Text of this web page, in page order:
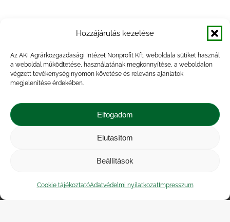
Hozzájárulás kezelése
Az AKI Agrárközgazdasági Intézet Nonprofit Kft. weboldala sütiket használ
a weboldal működtetése, használatának megkönnyítése, a weboldalon
végzett tevékenység nyomon követése és releváns ajánlatok
megjelenítése érdekében.
Elfogadom
Elutasítom
Beállítások
Cookie tájékoztatóAdatvédelmi nyilatkozatImpresszum
árumérlege, 2010. I. félév
árumérlege, 2012. év
Közérdekű adatok
| Adatvédelmi nyilatkozat
|